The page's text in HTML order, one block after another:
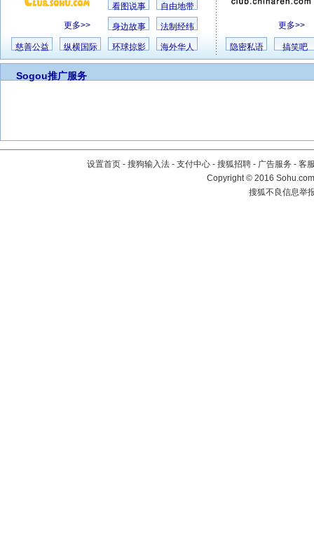
更多>>
看图说事 自由地带
身边故事 法制经纬
慈善公益 纵横国际 环球掠影 海外华人
更多>>
隐密私语 搞笑吧
Sogou推广服务
设置首页 - 搜狗输入法 - 支付中心 - 搜狐招聘 - 广告服务 - 客
Copyright©2016
搜狐不良信息举